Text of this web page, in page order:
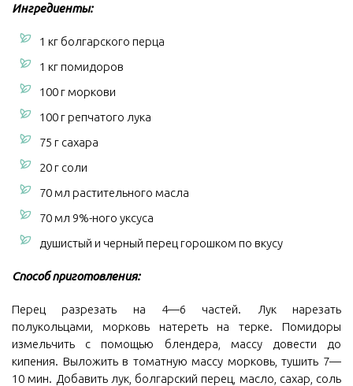
Ингредиенты:
1 кг болгарского перца
1 кг помидоров
100 г моркови
100 г репчатого лука
75 г сахара
20 г соли
70 мл растительного масла
70 мл 9%-ного уксуса
душистый и черный перец горошком по вкусу
Способ приготовления:
Перец разрезать на 4—6 частей. Лук нарезать
полукольцами, морковь натереть на терке. Помидоры
измельчить с помощью блендера, массу довести до
кипения. Выложить в томатную массу морковь, тушить 7—
10 мин. Добавить лук, болгарский перец, масло, сахар, соль